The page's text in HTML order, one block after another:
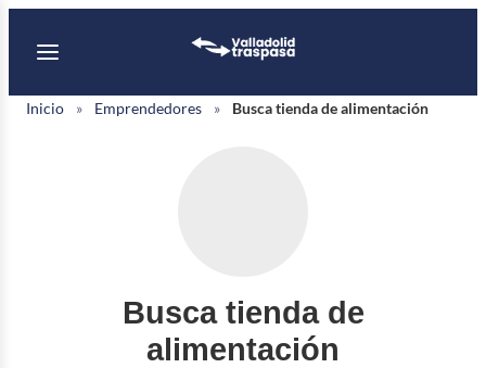
Inicio » Emprendedores » Busca tienda de alimentación
Busca tienda de
alimentación